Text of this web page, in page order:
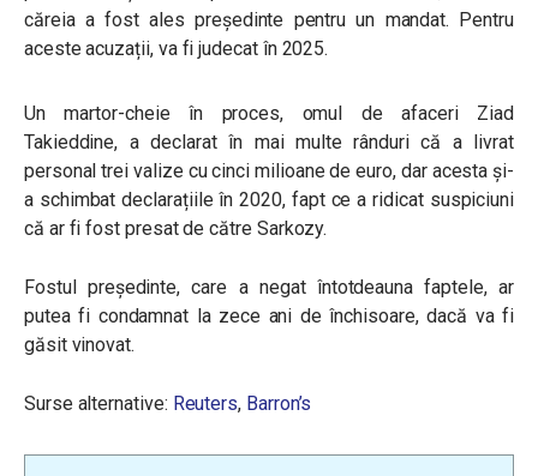
căreia a fost ales președinte pentru un mandat. Pentru
aceste acuzații, va fi judecat în 2025.
Un martor-cheie în proces, omul de afaceri Ziad
Takieddine, a declarat în mai multe rânduri că a livrat
personal trei valize cu cinci milioane de euro, dar acesta și-
a schimbat declarațiile în 2020, fapt ce a ridicat suspiciuni
că ar fi fost presat de către Sarkozy.
Fostul președinte, care a negat întotdeauna faptele, ar
putea fi condamnat la zece ani de închisoare, dacă va fi
găsit vinovat.
Surse alternative: Reuters, Barron’s